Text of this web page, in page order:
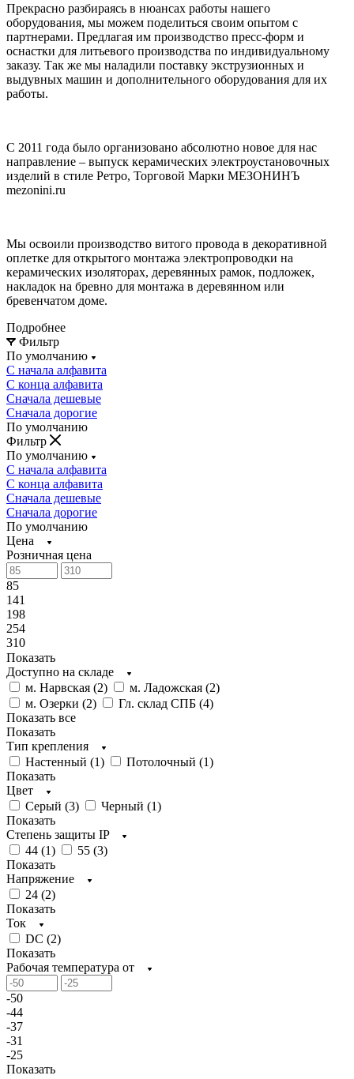
Прекрасно разбираясь в нюансах работы нашего
оборудования, мы можем поделиться своим опытом с
партнерами. Предлагая им производство пресс-форм и
оснастки для литьевого производства по индивидуальному
заказу. Так же мы наладили поставку экструзионных и
выдувных машин и дополнительного оборудования для их
работы.
С 2011 года было организовано абсолютно новое для нас
направление – выпуск керамических электроустановочных
изделий в стиле Ретро, Торговой Марки МЕЗОНИНЪ
mezonini.ru
Мы освоили производство витого провода в декоративной
оплетке для открытого монтажа электропроводки на
керамических изоляторах, деревянных рамок, подложек,
накладок на бревно для монтажа в деревянном или
бревенчатом доме.
Подробнее
Фильтр
По умолчанию
С начала алфавита
С конца алфавита
Сначала дешевые
Сначала дорогие
По умолчанию
Фильтр
По умолчанию
С начала алфавита
С конца алфавита
Сначала дешевые
Сначала дорогие
По умолчанию
Цена
Розничная цена
85
141
198
254
310
Показать
Доступно на складе
м. Нарвская (2) м. Ладожская (2)
м. Озерки (2) Гл. склад СПБ (4)
Показать все
Показать
Тип крепления
Настенный (1) Потолочный (1)
Показать
Цвет
Серый (3) Черный (1)
Показать
Степень защиты IP
44 (1) 55 (3)
Показать
Напряжение
24 (2)
Показать
Ток
DC (2)
Показать
Рабочая температура от
-50
-44
-37
-31
-25
Показать